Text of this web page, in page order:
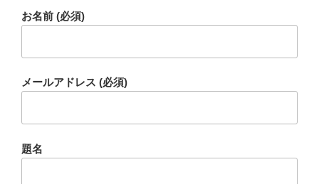
お名前 (必須)
メールアドレス (必須)
題名